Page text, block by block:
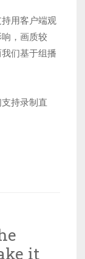
用客户端观
，画质较
们基于组播
持录制直
it